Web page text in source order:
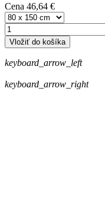
Cena 46,64 €
Vložiť do košíka
keyboard_arrow_left
keyboard_arrow_right